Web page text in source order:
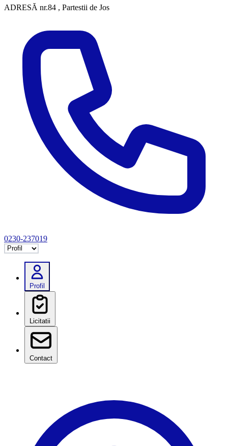
ADRESĂ nr.84 , Partestii de Jos
0230-237019
Selectează tab
Profil
Licitatii
Contact